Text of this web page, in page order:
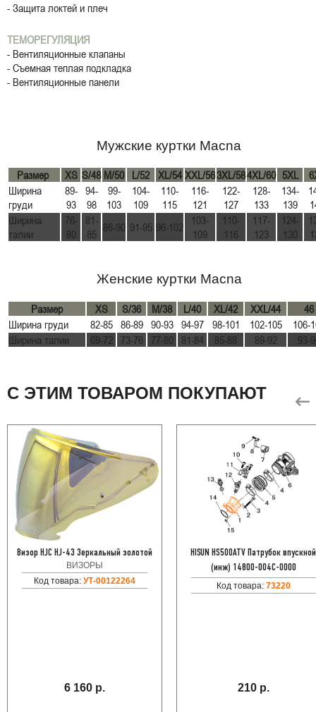
- Защита локтей и плеч
ТЕМОРЕГУЛЯЦИЯ
- Вентиляционные клапаны
- Съемная теплая подкладка
- Вентиляционные панели
Мужские куртки Macna
Размер XS S/48 M/50 L/52 XL/54 XXL/563XL/584XL/60 5XL
Ширина
груди
89-
93
94-
98
99-
103
104-
109
110-
115
116-
121
122-
127
128-
133
134-
139
Ширина
талии
76-
80
81-
85 86-90 91-95 96-102
103-
109
110-
116
117-
123
124-
130
Женские куртки Macna
Размер XS S/36 M/38 L/40 XL/42 XXL/44
46
Ширина груди
82-85 86-89 90-93 94-97 98-101 102-105
106-
Ширина талии
69-72 73-76 77-80 81-84 85-88 89-92 93-
С ЭТИМ ТОВАРОМ ПОКУПАЮТ
Визор HJC HJ-43 Зеркальный золотой
ВИЗОРЫ
Код товара: УТ-00122264
6 160 р.
HISUN HS500ATV Патрубок впускной
(инж) 14800-004C-0000
Код товара: 73220
210 р.